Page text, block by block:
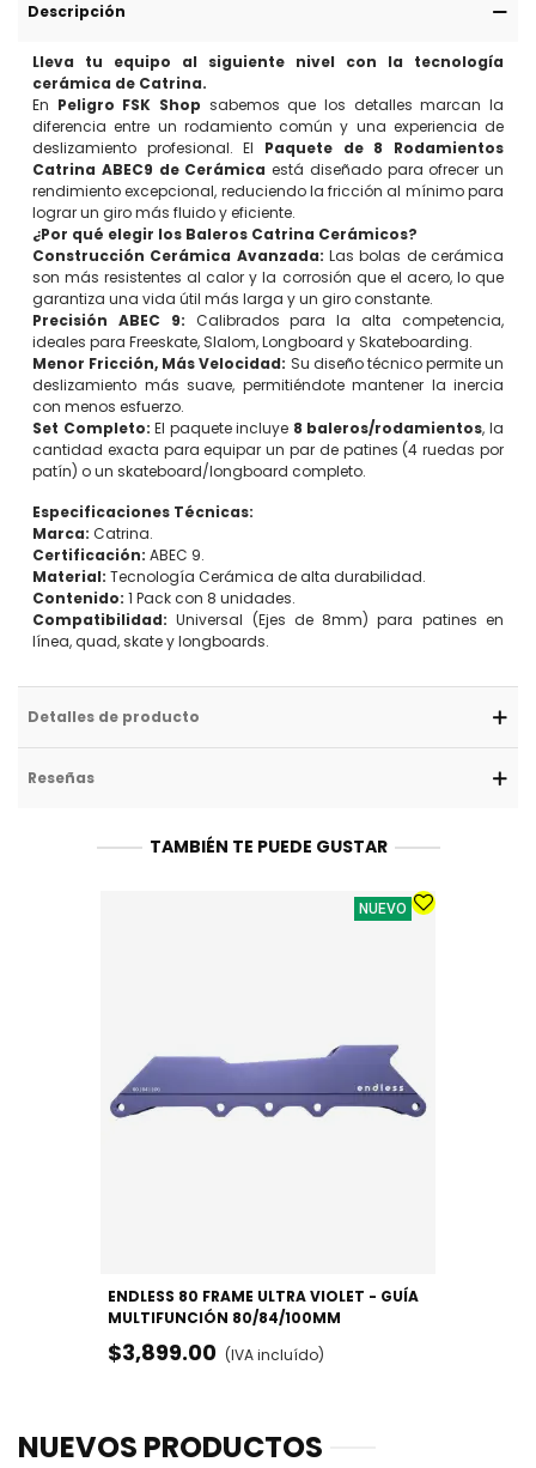
Descripción
Lleva tu equipo al siguiente nivel con la tecnología
cerámica de Catrina.
En Peligro FSK Shop sabemos que los detalles marcan la
diferencia entre un rodamiento común y una experiencia de
deslizamiento profesional. El Paquete de 8 Rodamientos
Catrina ABEC9 de Cerámica está diseñado para ofrecer un
rendimiento excepcional, reduciendo la fricción al mínimo para
lograr un giro más fluido y eficiente.
¿Por qué elegir los Baleros Catrina Cerámicos?
Construcción Cerámica Avanzada: Las bolas de cerámica
son más resistentes al calor y la corrosión que el acero, lo que
garantiza una vida útil más larga y un giro constante.
Precisión ABEC 9: Calibrados para la alta competencia,
ideales para Freeskate, Slalom, Longboard y Skateboarding.
Menor Fricción, Más Velocidad: Su diseño técnico permite un
deslizamiento más suave, permitiéndote mantener la inercia
con menos esfuerzo.
Set Completo: El paquete incluye 8 baleros/rodamientos, la
cantidad exacta para equipar un par de patines (4 ruedas por
patín) o un skateboard/longboard completo.
Especificaciones Técnicas:
Marca: Catrina.
Certificación: ABEC 9.
Material: Tecnología Cerámica de alta durabilidad.
Contenido: 1 Pack con 8 unidades.
Compatibilidad: Universal (Ejes de 8mm) para patines en
línea, quad, skate y longboards.
Detalles de producto
Reseñas
TAMBIÉN TE PUEDE GUSTAR
NUEVO
ENDLESS 80 FRAME ULTRA VIOLET - GUÍA
MULTIFUNCIÓN 80/84/100MM
$3,899.00 (IVA incluído)
NUEVOS PRODUCTOS